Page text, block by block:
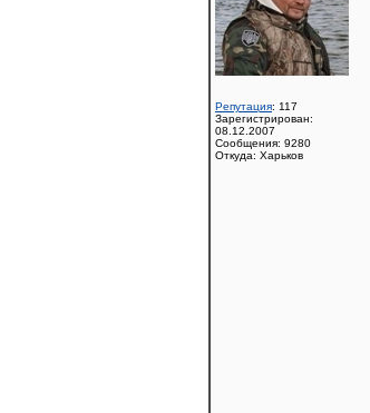
Репутация: 117
Зарегистрирован:
08.12.2007
Сообщения: 9280
Откуда: Харьков